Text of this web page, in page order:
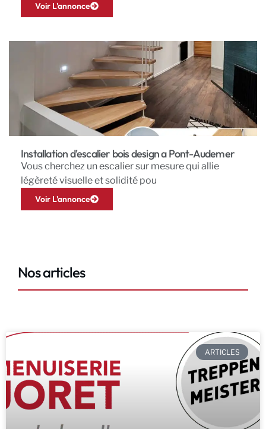
Voir L'annonce
Installation d'escalier bois design a Pont-Audemer
Vous cherchez un escalier sur mesure qui allie
légèreté visuelle et solidité pou
Voir L'annonce
Nos articles
ARTICLES